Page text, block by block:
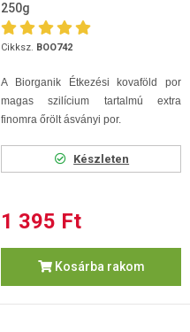
250g
Cikksz. BOO742
A Biorganik Étkezési kovaföld por
magas szilícium tartalmú extra
finomra őrölt ásványi por.
Készleten
1 395 Ft
Kosárba rakom